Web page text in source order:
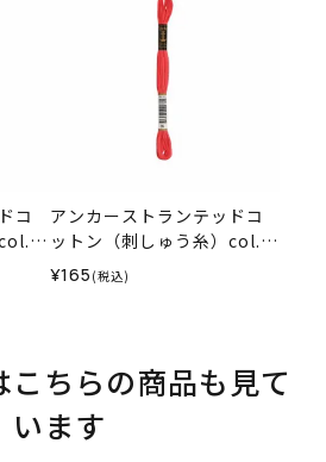
コ
アンカーストランテッドコ
ットン（刺しゅう糸）col.0
035
¥165 (税込)
ちらの商品も見て
います